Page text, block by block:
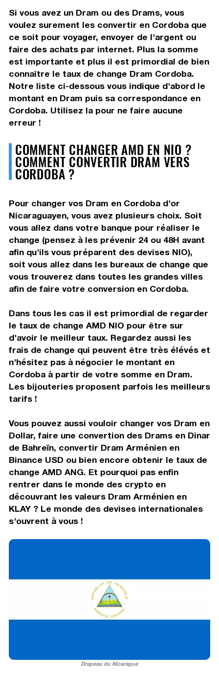
Si vous avez un Dram ou des Drams, vous
voulez surement les convertir en Cordoba que
ce soit pour voyager, envoyer de l'argent ou
faire des achats par internet. Plus la somme
est importante et plus il est primordial de bien
connaître le taux de change Dram Cordoba.
Notre liste ci-dessous vous indique d'abord le
montant en Dram puis sa correspondance en
Cordoba. Utilisez la pour ne faire aucune
erreur !
COMMENT CHANGER AMD EN NIO ?
COMMENT CONVERTIR DRAM VERS
CORDOBA ?
Pour changer vos Dram en Cordoba d'or
Nicaraguayen, vous avez plusieurs choix. Soit
vous allez dans votre banque pour réaliser le
change (pensez à les prévenir 24 ou 48H avant
afin qu'ils vous préparent des devises NIO),
soit vous allez dans les bureaux de change que
vous trouverez dans toutes les grandes villes
afin de faire votre conversion en Cordoba.
Dans tous les cas il est primordial de regarder
le taux de change AMD NIO pour être sur
d'avoir le meilleur taux. Regardez aussi les
frais de change qui peuvent être très élévés et
n'hésitez pas à négocier le montant en
Cordoba à partir de votre somme en Dram.
Les bijouteries proposent parfois les meilleurs
tarifs !
Vous pouvez aussi vouloir changer vos Dram en
Dollar, faire une convertion des Drams en Dinar
de Bahreïn, convertir Dram Arménien en
Binance USD ou bien encore obtenir le taux de
change AMD ANG. Et pourquoi pas enfin
rentrer dans le monde des crypto en
découvrant les valeurs Dram Arménien en
KLAY ? Le monde des devises internationales
s'ouvrent à vous !
Drapeau du Nicaragua